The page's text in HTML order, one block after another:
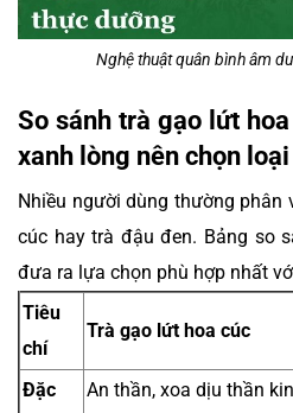
Nghệ thuật quân bình âm
So sánh trà gạo lứt
xanh lòng nên chọn
Nhiều người dùng thường phân
cúc hay trà đậu đen. Bảng so
đưa ra lựa chọn phù hợp nhất
Tiêu
chí
Trà gạo lứt hoa cúc
Đặc
An thần, xoa dịu thần